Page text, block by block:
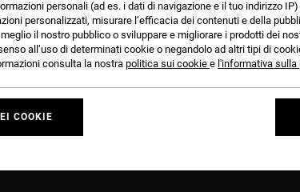
Effettuare un reso
Pagamento
Riparazioni e Garanzie
Protezione dei dati
FAQ e contatti
personali (ad es. i dati di navigazione e il tuo indirizzo
personalizzati, misurare l’efficacia dei contenuti e della
il nostro pubblico o sviluppare e migliorare i prodotti dei
all’uso di determinati cookie o negandolo ad altri tipi di
consulta la nostra politica sui cookie e l'informativa sulla
COOKIE